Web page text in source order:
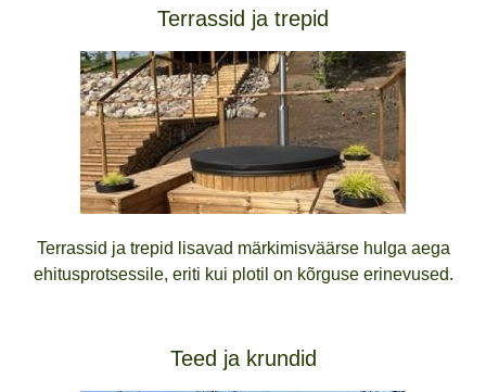
Terrassid ja trepid
Terrassid ja trepid lisavad märkimisväärse hulga aega
ehitusprotsessile, eriti kui plotil on kõrguse erinevused.
Teed ja krundid